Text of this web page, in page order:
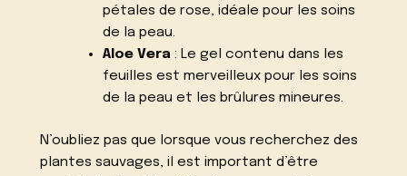
pétales de rose, idéale pour les soins
de la peau.
Aloe Vera: Le gel contenu dans les
feuilles est merveilleux pour les soins
de la peau et les brûlures mineures.
N’oubliez pas que lorsque vous recherchez des
plantes sauvages, il est important d’être